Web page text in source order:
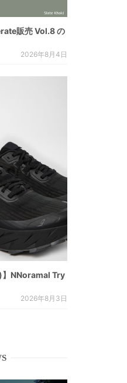
販売 Vol.8 の
2026年8月4日
】NNoramal Try
2026年8月3日